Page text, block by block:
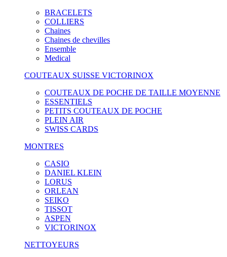
BRACELETS
COLLIERS
Chaines
Chaines de chevilles
Ensemble
Medical
COUTEAUX SUISSE VICTORINOX
COUTEAUX DE POCHE DE TAILLE MOYENNE
ESSENTIELS
PETITS COUTEAUX DE POCHE
PLEIN AIR
SWISS CARDS
MONTRES
CASIO
DANIEL KLEIN
LORUS
ORLEAN
SEIKO
TISSOT
ASPEN
VICTORINOX
NETTOYEURS